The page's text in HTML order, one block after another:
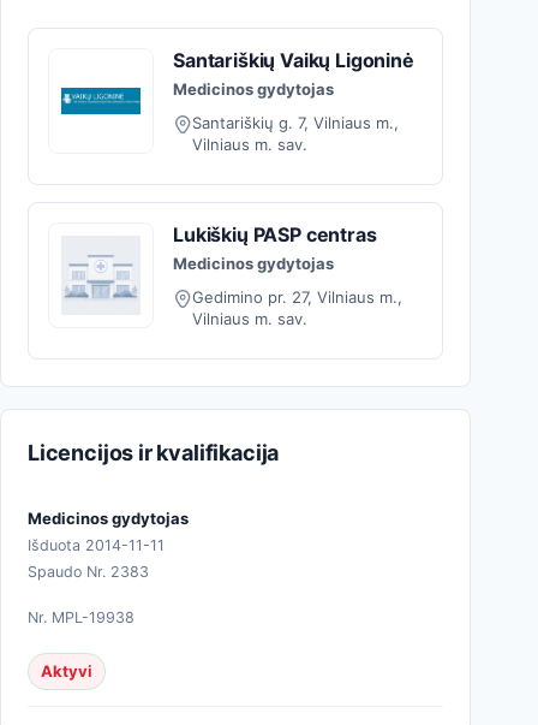
Santariškių Vaikų Ligoninė
Medicinos gydytojas
Santariškių g. 7, Vilniaus m.,
Vilniaus m. sav.
Lukiškių PASP centras
Medicinos gydytojas
Gedimino pr. 27, Vilniaus m.,
Vilniaus m. sav.
Licencijos ir kvalifikacija
Medicinos gydytojas
Išduota 2014-11-11
Spaudo Nr. 2383
Nr. MPL-19938
Aktyvi